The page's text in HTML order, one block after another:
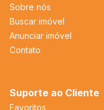
Sobre nós
Buscar imóvel
Anunciar imóvel
Contato
Suporte ao Cliente
Favoritos